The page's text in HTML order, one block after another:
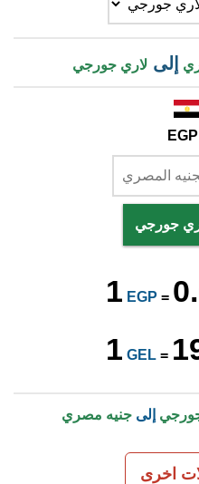
إلى لاري جورجي
جورجي
1 EGP =
1 GEL=
إلىجنيه مصري
اخرى